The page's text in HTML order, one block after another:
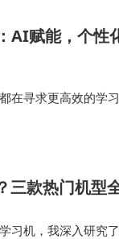
AI赋能，个性
在寻求更高效的学
工智能技术，提供
三款热门机型
习机，我深入研究